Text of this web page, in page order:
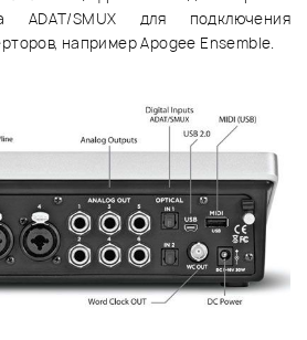
ADAT/SMUX для подключения
например Apogee Ensemble.